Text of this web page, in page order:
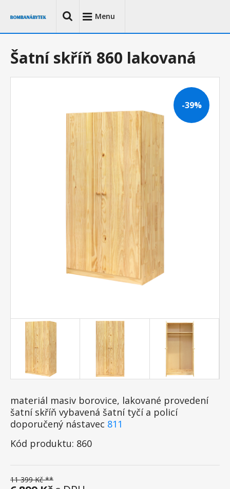
Menu
-39%
Šatní skříň 860 lakovaná
materiál masiv borovice, lakované provedení
šatní skříň vybavená šatní tyčí a policí
doporučený nástavec 811
Kód produktu: 860
11 399 Kč **